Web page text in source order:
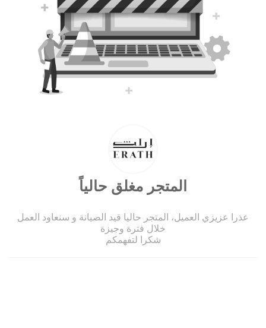
المتجر مغلق حالياً
عذرا عزيزي العميل، المتجر حاليا قيد الصيانة و سنعاود العمل
خلال فترة وجيزة
شكرا لتفهمكم